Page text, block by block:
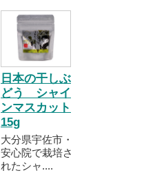
日本の干しぶ
どう シャイ
ンマスカット
15g
大分県宇佐市・
安心院で栽培さ
れたシャ....